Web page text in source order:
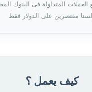
المتداولة فى البنوك
مقتصرين على الدولار فقط
كيف يعمل ؟